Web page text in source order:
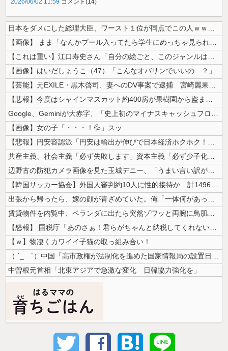
2026/06/02 11:59 コメント(14)
日本をダメにした総理大臣、ワースト１位が同点でこの人ｗｗｗｗｗｗ
【画像】 まま「なんかプール入ってたら学生にめっちゃ見られたw」
【これは重い】江口寿史さん「自分の絵ごと、このジャンルはそろそろ終わり...
【画像】はいだしょうこ（47）「こんなオバサンでいいの…？」
【芸能】元EXILE・黒木啓司、妻へのDV事案で逮捕 宮崎麗果被告は全...
【悲報】今度はシャインマスカット約400房が果樹園から盗まれる 参議院...
Google、Geminiが大赤字、「史上初のマイナスキャッシュフロー...
【画像】女の子「・・・！💦」スッ
【悲報】円安容認派「円安は輸出が伸びで日本経済ホクホク！」⇒ 世界に売...
共産主義、社会主義「必ず失敗します」資本主義「必ず少子化します」
辺野古の防犯カメラ画像を見た玉城デニー、「うまい言い訳が思いつかなかっ...
【韓国サッカー協会】外国人審判約10人に性的接待か 計1496回、約2...
出張から帰ったら、嫁の顔が青ざめていた。俺「一体何があったんだ？」嫁「...
賃貸物件を内覧中、ベランダに出たら突然ゾワッと両腕に鳥肌が出た。「やっ...
【怒報】 国税庁「あのさぁ！君らがちゃんと納税してくれないとこうなっち...
【ｗ】物凄くカワイイ子猫の取っ組み合い！
（ ´_ゝ`）中国「高市政権が法制化を進めた国家情報局の設置日が7月3...
中曽根元首相「北東アジアで急激な変化 日韓協力強化を」